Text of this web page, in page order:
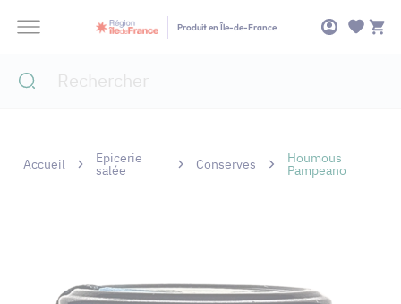
Produit en Île-de-France
Accueil Epicerie
salée Conserves Houmous
Pampeano